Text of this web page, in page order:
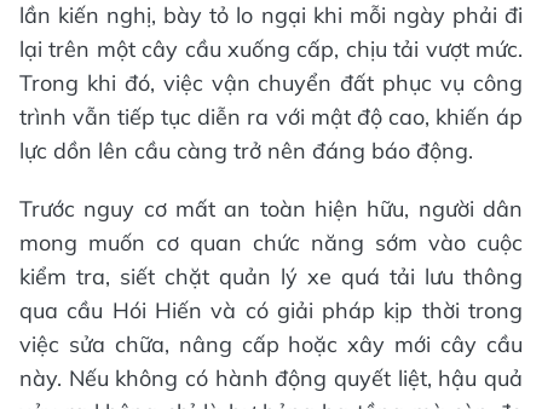
lần kiến nghị, bày tỏ lo ngại khi mỗi ngày phải đi
lại trên một cây cầu xuống cấp, chịu tải vượt mức.
Trong khi đó, việc vận chuyển đất phục vụ công
trình vẫn tiếp tục diễn ra với mật độ cao, khiến áp
lực dồn lên cầu càng trở nên đáng báo động.
Trước nguy cơ mất an toàn hiện hữu, người dân
mong muốn cơ quan chức năng sớm vào cuộc
kiểm tra, siết chặt quản lý xe quá tải lưu thông
qua cầu Hói Hiến và có giải pháp kịp thời trong
việc sửa chữa, nâng cấp hoặc xây mới cây cầu
này. Nếu không có hành động quyết liệt, hậu quả